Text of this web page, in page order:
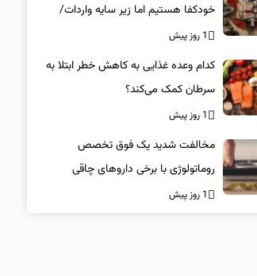
خودکفا هستیم اما زیر سایه واردات/
کدام داروها این روزها کمیاب شده‌اند؟/
«کشور سه ماه ذخیره دارویی دارد»
1 روز پیش
کدام وعده غذایی به کاهش خطر ابتلا به
سرطان کمک می‌کند؟
1 روز پیش
مخالفت شدید یک فوق تخصص
روماتولوژی با برخی داروهای چاقی
1 روز پیش